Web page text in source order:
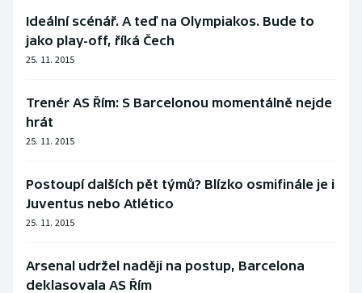
Ideální scénář. A teď na Olympiakos. Bude to
jako play-off, říká Čech
25. 11. 2015
Trenér AS Řím: S Barcelonou momentálně nejde
hrát
25. 11. 2015
Postoupí dalších pět týmů? Blízko osmifinále je i
Juventus nebo Atlético
25. 11. 2015
Arsenal udržel naději na postup, Barcelona
deklasovala AS Řím